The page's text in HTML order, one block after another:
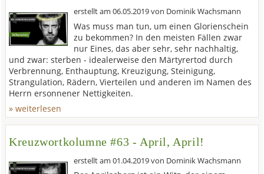
erstellt am06.05.2019von Dominik Wachsmann
Was muss man tun, um einen Glorienschein
zu bekommen? In den meisten Fällen zwar
nur Eines, das aber sehr, sehr nachhaltig,
und zwar: sterben - idealerweise den Märtyrertod durch
Verbrennung, Enthauptung, Kreuzigung, Steinigung,
Strangulation, Rädern, Vierteilen und anderen im Namen des
Herrn ersonnener Nettigkeiten.
» weiterlesen
Kreuzwortkolumne #63 - April, April!
erstellt am01.04.2019von Dominik Wachsmann